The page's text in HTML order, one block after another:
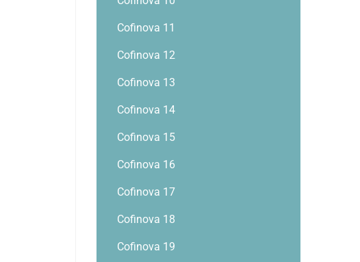
Cofinova 11
Cofinova 12
Cofinova 13
Cofinova 14
Cofinova 15
Cofinova 16
Cofinova 17
Cofinova 18
Cofinova 19